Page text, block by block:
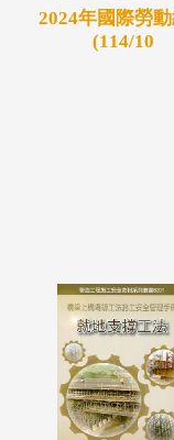
2024年國際勞
(114/10